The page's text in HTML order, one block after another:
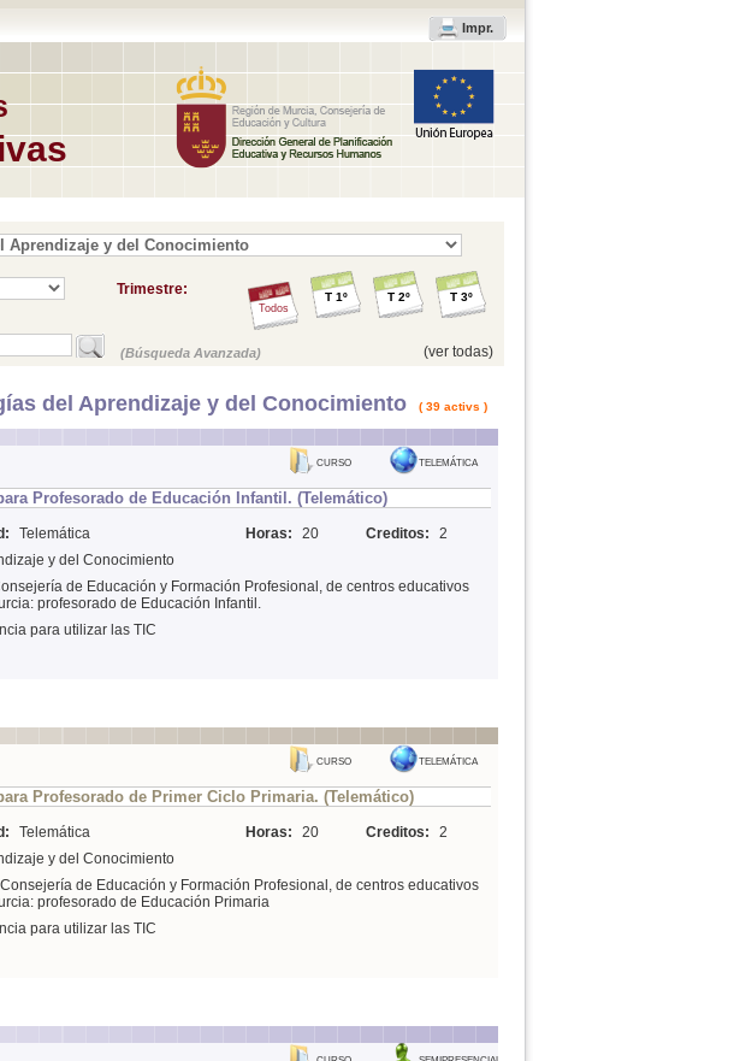
Impr.
T 3º
T 2º
T 1º
Todos
Trimestre:
(Búsqueda Avanzada) (ver todas)
del Aprendizaje y del Conocimiento ( 39 activs )
TELEMÁTICA
CURSO
Profesorado de Educación Infantil. (Telemático)
Telemática Horas: 20 Creditos:
2
y del Conocimiento
de Educación y Formación Profesional, de centros educativos
profesorado de Educación Infantil.
para utilizar las TIC
TELEMÁTICA
CURSO
Profesorado de Primer Ciclo Primaria. (Telemático)
Telemática Horas: 20 Creditos:
2
y del Conocimiento
de Educación y Formación Profesional, de centros educativos
profesorado de Educación Primaria
para utilizar las TIC